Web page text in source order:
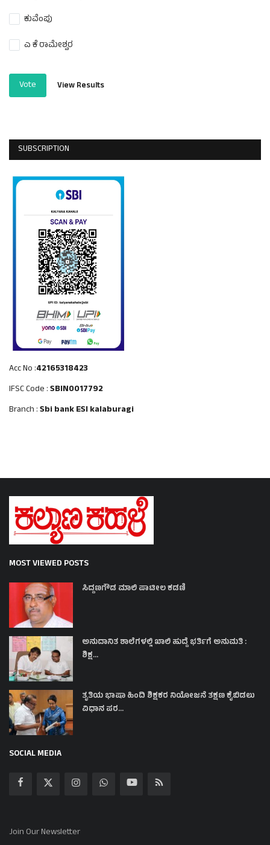
ಕುವೆಂಪು
ಎ ಕೆ ರಾಮೇಶ್ವರ
Vote View Results
SUBSCRIPTION
Acc No :42165318423
IFSC Code :SBIN0017792
Branch :Sbi bank ESI kalaburagi
MOST VIEWED POSTS
ಸಿದ್ದಣಗೌಡ ಮಾಲಿ ಪಾಟೀಲ ಕಡಣಿ
ಅನುದಾನಿತ ಶಾಲೆಗಳಲ್ಲಿ ಖಾಲಿ ಹುದ್ದೆ ಭರ್ತಿಗೆ ಅನುಮತಿ :
ಶಿಕ್ಷ...
ತೃತಿಯ ಭಾಷಾ ಹಿಂದಿ ಶಿಕ್ಷಕರ ನಿಯೋಜನೆ ತಕ್ಷಣ ಕೈಬಿಡಲು
ವಿಧಾನ ಪರ...
SOCIAL MEDIA
Join Our Newsletter